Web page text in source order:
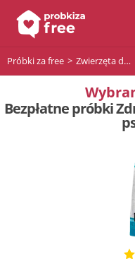
Próbki za free Zwierzęta domowe
Bezpłatne próbki